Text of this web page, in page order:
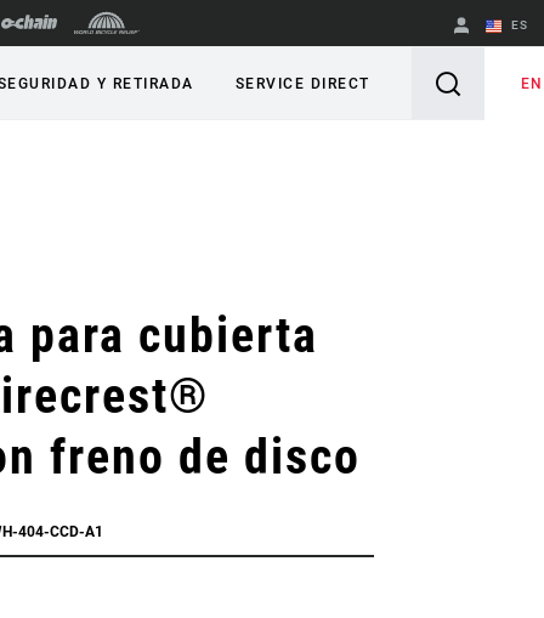
ES
English
Y RETIRADA SERVICE DIRECT
para cubierta
freno de disco
404-CCD-A1